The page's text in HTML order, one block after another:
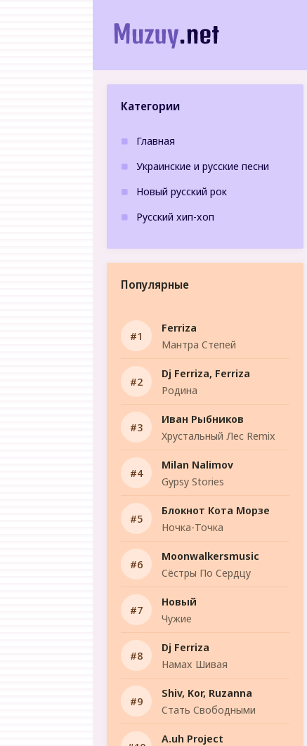
Категории
Главная
Украинские и русские песни
Новый русский рок
Русский хип-хоп
Популярные
Ferriza
Мантра Степей
Dj Ferriza, Ferriza
Родина
Иван Рыбников
Хрустальный Лес Remix
Milan Nalimov
Gypsy Stories
Блокнот Кота Морзе
Ночка-Точка
Moonwalkersmusic
Сёстры По Сердцу
Новый
Чужие
Dj Ferriza
Намах Шивая
Shiv, Kor, Ruzanna
Стать Свободными
A.uh Project